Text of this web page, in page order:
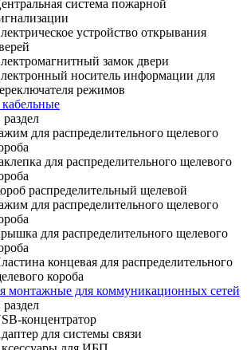
система пожарной
устройство открывания
замок двери
носитель информации для
режимов
для распределительного щелевого
для распределительного щелевого
распределительный щелевой
для распределительного щелевого
для распределительного щелевого
концевая для распределительного
короба
монтажные для коммуникационных сетей
концентратор
для системы связи